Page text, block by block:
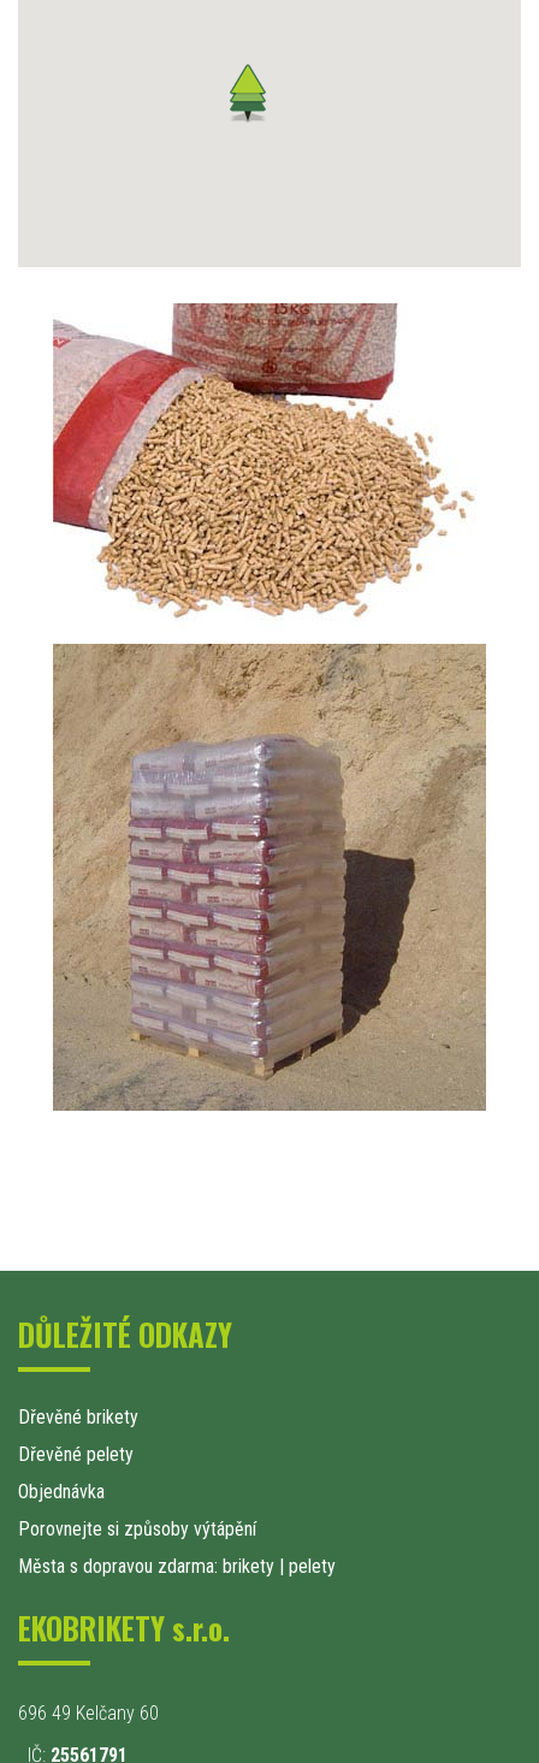
DŮLEŽITÉ ODKAZY
Dřevěné brikety
Dřevěné pelety
Objednávka
Porovnejte si způsoby výtápění
Města s dopravou zdarma: brikety | pelety
EKOBRIKETY s.r.o.
696 49 Kelčany 60
IČ: 25561791